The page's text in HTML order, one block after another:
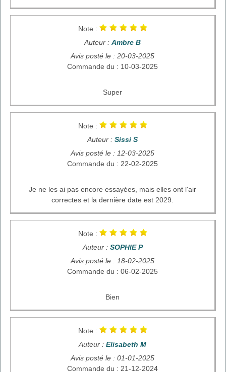
Note :
Auteur : Ambre B
Avis posté le : 20-03-2025
Commande du : 10-03-2025
Super
Note :
Auteur : Sissi S
Avis posté le : 12-03-2025
Commande du : 22-02-2025
Je ne les ai pas encore essayées, mais elles ont l'air
correctes et la dernière date est 2029.
Note :
Auteur : SOPHIE P
Avis posté le : 18-02-2025
Commande du : 06-02-2025
Bien
Note :
Auteur : Elisabeth M
Avis posté le : 01-01-2025
Commande du : 21-12-2024